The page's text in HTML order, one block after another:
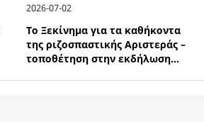
2026-07-02
Το Ξεκίνημα για τα καθήκοντα
της ριζοσπαστικής Αριστεράς –
τοποθέτηση στην εκδήλωση...